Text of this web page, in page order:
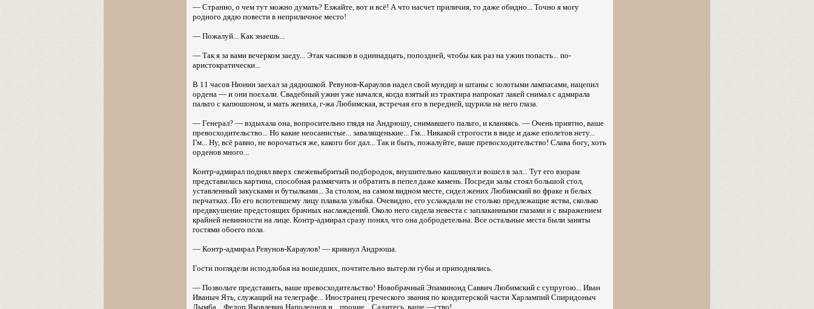
— Странно, о чем тут можно думать? Езжайте, вот и всё! А что насчет приличия, то даже обидно... Точно я могу
родного дядю повести в неприличное место!
— Пожалуй... Как знаешь...
— Так я за вами вечерком заеду... Этак часиков в одиннадцать, попоздней, чтобы как раз на ужин попасть... по-
аристократически...
В 11 часов Нюнин заехал за дядюшкой. Ревунов-Караулов надел свой мундир и штаны с золотыми лампасами, нацепил
ордена — и они поехали. Свадебный ужин уже начался, когда взятый из трактира напрокат лакей снимал с адмирала
пальто с капюшоном, и мать жениха, г-жа Любимская, встречая его в передней, щурила на него глаза.
— Генерал? — вздыхала она, вопросительно глядя на Андрюшу, снимавшего пальто, и кланяясь. — Очень приятно, ваше
превосходительство... Но какие неосанистые... завалященькие... Гм... Никакой строгости в виде и даже еполетов нету...
Гм... Ну, всё равно, не ворочаться же, какого бог дал... Так и быть, пожалуйте, ваше превосходительство! Слава богу, хоть
орденов много...
Контр-адмирал поднял вверх свежевыбритый подбородок, внушительно кашлянул и вошел в зал... Тут его взорам
представилась картина, способная размягчить и обратить в пепел даже камень. Посреди залы стоял большой стол,
уставленный закусками и бутылками... За столом, на самом видном месте, сидел жених Любимский во фраке и белых
перчатках. По его вспотевшему лицу плавала улыбка. Очевидно, его услаждали не столько предлежащие яства, сколько
предвкушение предстоящих брачных наслаждений. Около него сидела невеста с заплаканными глазами и с выражением
крайней невинности на лице. Контр-адмирал сразу понял, что она добродетельна. Все остальные места были заняты
гостями обоего пола.
— Контр-адмирал Ревунов-Караулов! — крикнул Андрюша.
Гости поглядели исподлобья на вошедших, почтительно вытерли губы и приподнялись.
— Позвольте представить, ваше превосходительство! Новобрачный Эпаминонд Саввич Любимский с супругою... Иван
Иваныч Ять, служащий на телеграфе... Иностранец греческого звания по кондитерской части Харлампий Спиридоныч
Дымба... Федор Яковлевич Наполеонов и... прочие... Садитесь, ваше —ство!